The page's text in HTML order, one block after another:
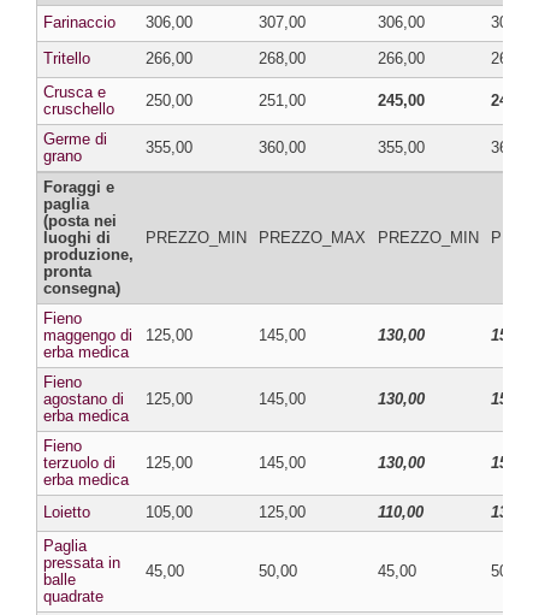
Farinaccio 306,00 307,00 306,00
307,00
Tritello
266,00 268,00 266,00
268,00
Crusca e
cruschello
250,00 251,00 245,00 246,00
Germe di
grano
355,00 360,00 355,00 360,00
Foraggi e
paglia
(posta nei
luoghi di
produzione,
pronta
consegna)
PREZZO_MIN PREZZO_MAX PREZZO_MIN
Fieno
maggengo di
erba medica
125,00 145,00 130,00 150,00
Fieno
agostano di
erba medica
125,00 145,00 130,00 150,00
Fieno
terzuolo di
erba medica
125,00 145,00 130,00 150,00
Loietto 105,00 125,00 110,00
130,00
Paglia
pressata in
balle
quadrate
45,00 50,00 45,00 50,00